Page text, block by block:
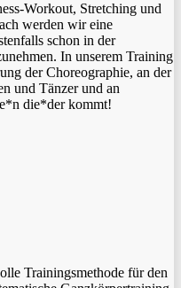
Workout, Stretching und
werden wir eine
schon in der
In unserem Training
der Choreographie, an der
und Tänzer und an
die*der kommt!
Trainingsmethode für den